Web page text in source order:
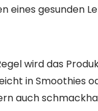
eines gesunden
wird das
in Smoothies
auch